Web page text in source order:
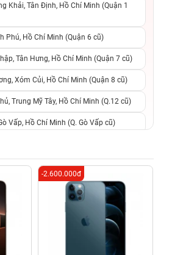
Khải, Tân Định, Hồ Chí Minh (Quận 1
Phú, Hồ Chí Minh (Quận 6 cũ)
Tân Hưng, Hồ Chí Minh (Quận 7 cũ)
Xóm Củi, Hồ Chí Minh (Quận 8 cũ)
Trung Mỹ Tây, Hồ Chí Minh (Q.12 cũ)
Vấp, Hồ Chí Minh (Q. Gò Vấp cũ)
Phú, Hồ Chí Minh (Quận Tân Phú cũ)
Nhơn Phú, Hồ Chí Minh (Q.9 TP. Thủ
Đức, Hồ Chí Minh (Bình Thọ, TP. Thủ
Dĩ An, Hồ Chí Minh (Bình Dương Cũ)
Ba Cu, Vũng Tàu, Hồ Chí Minh (TP. Vũng
-2.600.000đ